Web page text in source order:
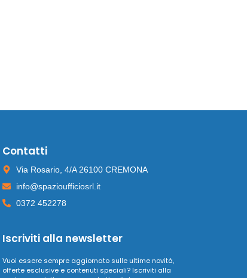
Contatti
Via Rosario, 4/A 26100 CREMONA
info@spazioufficiosrl.it
0372 452278
Iscriviti alla newsletter
Vuoi essere sempre aggiornato sulle ultime novità,
offerte esclusive e contenuti speciali? Iscriviti alla